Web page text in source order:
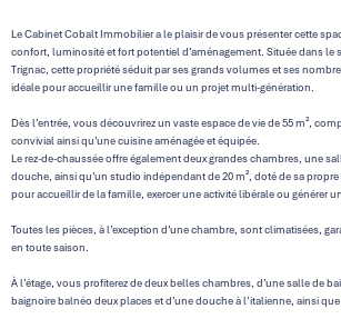
Le Cabinet Cobalt Immobilier a le plaisir de vous présenter cette
confort, luminosité et fort potentiel d’aménagement. Située dans le
Trignac, cette propriété séduit par ses grands volumes et ses
idéale pour accueillir une famille ou un projet multi-génération.
Dès l’entrée, vous découvrirez un vaste espace de vie de 55 m²,
convivial ainsi qu’une cuisine aménagée et équipée.
Le rez-de-chaussée offre également deux grandes chambres, une
douche, ainsi qu’un studio indépendant de 20 m², doté de sa propre
pour accueillir de la famille, exercer une activité libérale ou générer
Toutes les pièces, à l’exception d’une chambre, sont climatisées,
en toute saison.
À l’étage, vous profiterez de deux belles chambres, d’une salle de
baignoire balnéo deux places et d’une douche à l’italienne, ainsi